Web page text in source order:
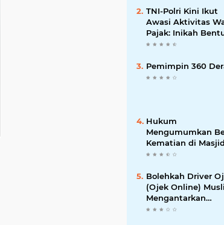
TNI-Polri Kini Ikut
Awasi Aktivitas
Pajak: Inikah
Intimidasi yang
Pemimpin 360
Hukum
Mengumumkan
Kematian di Masjid
dan Medsos
Bolehkah Driver
(Ojek Online)
Mengantarkan
Makanan dan